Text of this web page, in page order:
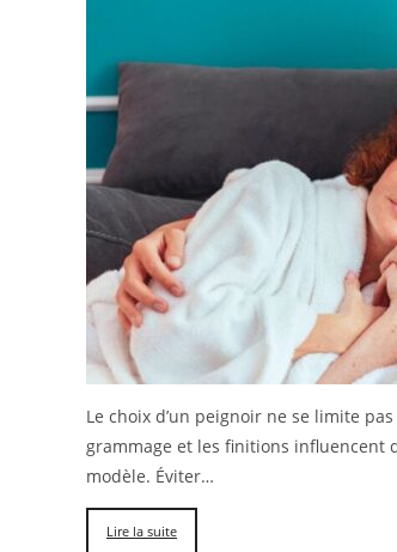
Le choix d’un peignoir ne se limite
grammage et les finitions
modèle. Éviter…
Lire la suite